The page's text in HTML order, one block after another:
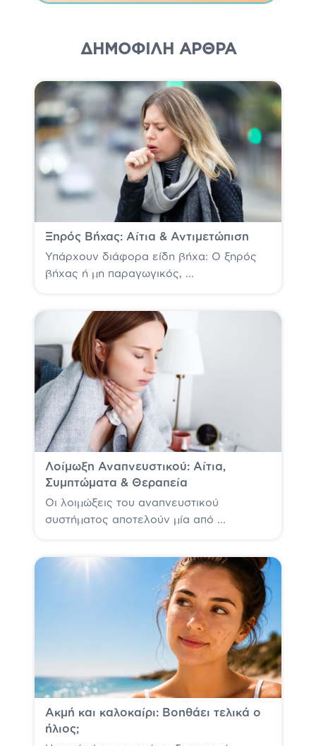
ΔΗΜΟΦΙΛΗ ΆΡΘΡΑ
Ξηρός Βήχας: Αίτια & Αντιμετώπιση
Υπάρχουν διάφορα είδη βήχα: Ο ξηρός
βήχας ή μη παραγωγικός, ...
Λοίμωξη Αναπνευστικού: Αίτια,
Συμπτώματα & Θεραπεία
Οι λοιμώξεις του αναπνευστικού
συστήματος αποτελούν μία από ...
Ακμή και καλοκαίρι: Βοηθάει τελικά ο
ήλιος;